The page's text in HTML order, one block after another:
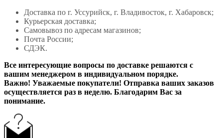
Доставка по г. Уссурийск, г. Владивосток, г. Хабаровск;
Курьерская доставка;
Самовывоз по адресам магазинов;
Почта России;
СДЭК.
Все интересующие вопросы по доставке решаются с
вашим менеджером в индивидуальном порядке.
Важно! Уважаемые покупатели! Отправка ваших заказов
осуществляется раз в неделю. Благодарим Вас за
понимание.